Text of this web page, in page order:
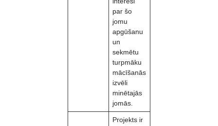
par šo
jomu
apgūšanu
un
sekmētu
turpmāku
mācīšanās
izvēli
minētajās
jomās.
Projekts ir